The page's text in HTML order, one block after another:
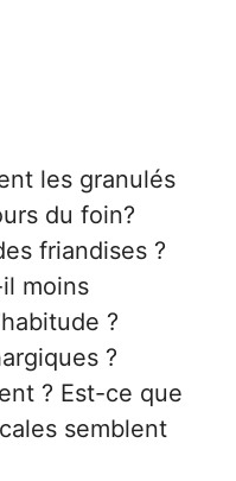
les granulés
du foin?
friandises ?
moins
?
?
? Est-ce que
semblent